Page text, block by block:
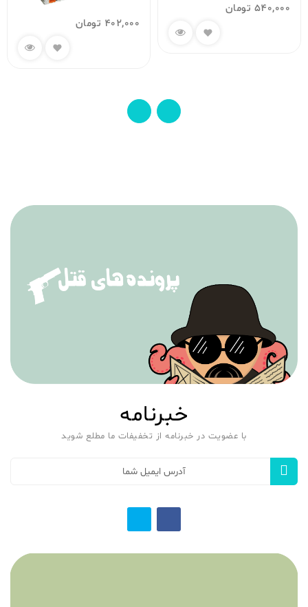
402,000 تومان
540,000 تومان
خبرنامه
با عضویت در خبرنامه از تخفیفات ما مطلع شوید